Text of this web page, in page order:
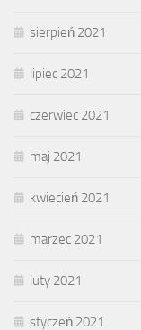
sierpień 2021
lipiec 2021
czerwiec 2021
maj 2021
kwiecień 2021
marzec 2021
luty 2021
styczeń 2021